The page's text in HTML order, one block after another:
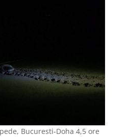
Bucuresti-Doha 4,5 ore